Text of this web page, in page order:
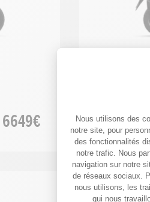
6649€ Garantie 6 ans